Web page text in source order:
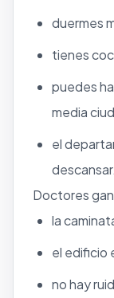
duermes
tienes
puedes
media
el
descansar.
Doctores
la
el edificio
no hay